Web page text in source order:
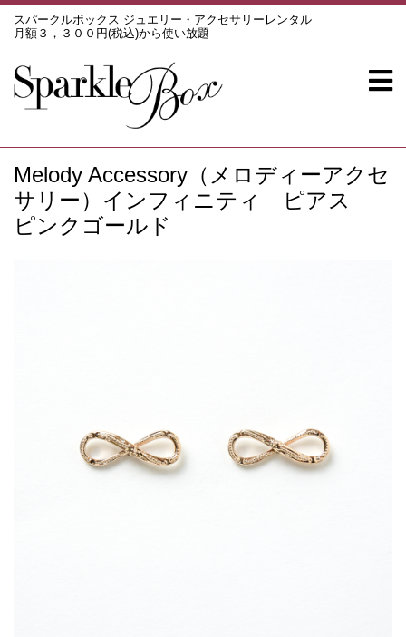
スパークルボックス ジュエリー・アクセサリーレンタル
月額３，３００円(税込)から使い放題
Melody Accessory（メロディーアクセ
サリー）インフィニティ ピアス
ピンクゴールド